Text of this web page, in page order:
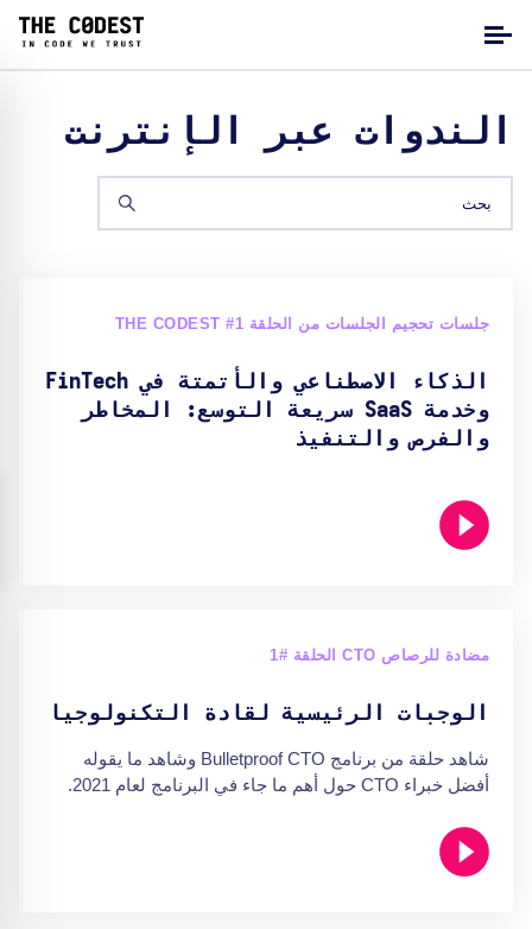
الندوات عبر الإنترنت
جلسات تحجيم الجلسات من الحلقة THE CODEST #1
الذكاء الاصطناعي والأتمتة في FinTech
وخدمة SaaS سريعة التوسع: المخاطر
والفرص والتنفيذ
مضادة للرصاص CTO الحلقة #1
الوجبات الرئيسية لقادة التكنولوجيا
شاهد حلقة من برنامج Bulletproof CTO وشاهد ما يقوله
أفضل خبراء CTO حول أهم ما جاء في البرنامج لعام 2021.